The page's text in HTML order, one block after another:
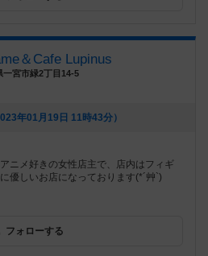
＆Cafe Lupinus
一宮市緑2丁目14-5
年01月19日 11時43分）
ニメ好きの女性店主で、店内はフィギ
優しいお店になっております(*´艸`)
フォローする